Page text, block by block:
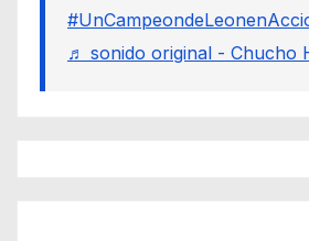
♬ sonido original - Chucho